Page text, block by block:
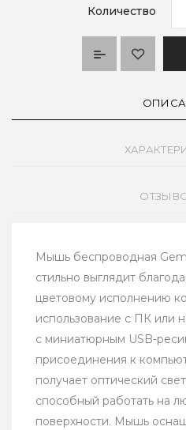
Количество
Мышь беспроводная
стильно выглядит
цветовому исполнению
использование с ПК или
с миниатюрным USB-
присоединения к
получает оптический
способный работать на
поверхности. Мышь